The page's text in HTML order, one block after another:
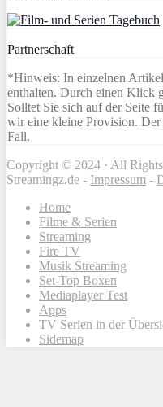
Partnerschaft
*Hinweis: In einzelnen
enthalten. Durch einen Klick
Solltet Sie sich auf der Seite
wir eine kleine Provision.
Fall.
Copyright © 2024 · All
Streamingz.de - Impressum -
Home
Filme & Serien
Streaming
Fire TV
Musik Streaming
Set-Top Boxen
Mediaplayer Test
Apps
TV Serien in der
Sidemap